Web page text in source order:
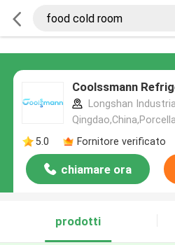
Coolssmann
Longshan
5.0
Fornitore verificato
chiamare ora
prodotti